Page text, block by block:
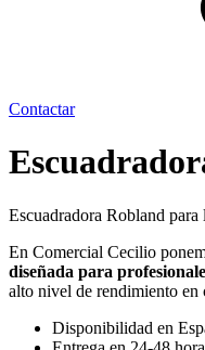
Contactar
Escuadradora Robland
En Comercial Cecilio
diseñada para
alto nivel de rendimiento en
Disponibilidad en